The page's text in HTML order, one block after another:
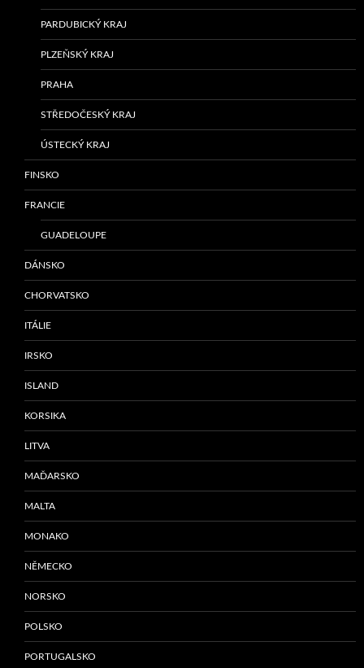
PARDUBICKÝ KRAJ
PLZEŇSKÝ KRAJ
PRAHA
STŘEDOČESKÝ KRAJ
ÚSTECKÝ KRAJ
FINSKO
FRANCIE
GUADELOUPE
DÁNSKO
CHORVATSKO
ITÁLIE
IRSKO
ISLAND
KORSIKA
LITVA
MAĎARSKO
MALTA
MONAKO
NĚMECKO
NORSKO
POLSKO
PORTUGALSKO